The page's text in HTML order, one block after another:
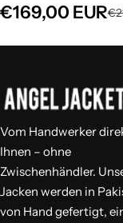
V
e
s
r
e
i
s
€169,00 EURR
ä
r
e
r
e
s
Vom Handwerker
Ihnen – ohne
Zwischenhändler.
Jacken werden in
von Hand gefertigt,